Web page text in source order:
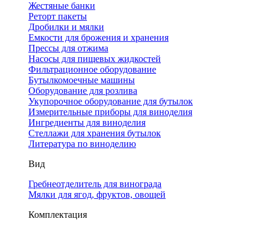
Жестяные банки
Реторт пакеты
Дробилки и мялки
Емкости для брожения и хранения
Прессы для отжима
Насосы для пищевых жидкостей
Фильтрационное оборудование
Бутылкомоечные машины
Оборудование для розлива
Укупорочное оборудование для бутылок
Измерительные приборы для виноделия
Ингредиенты для виноделия
Стеллажи для хранения бутылок
Литература по виноделию
Вид
Гребнеотделитель для винограда
Мялки для ягод, фруктов, овощей
Комплектация